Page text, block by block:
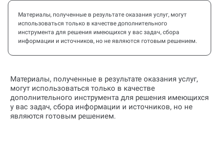
Материалы, полученные в результате оказания услуг, могут
использоваться только в качестве дополнительного
инструмента для решения имеющихся у вас задач, сбора
информации и источников, но не являются готовым решением.
Материалы, полученные в результате оказания услуг,
могут использоваться только в качестве
дополнительного инструмента для решения имеющихся
у вас задач, сбора информации и источников, но не
являются готовым решением.